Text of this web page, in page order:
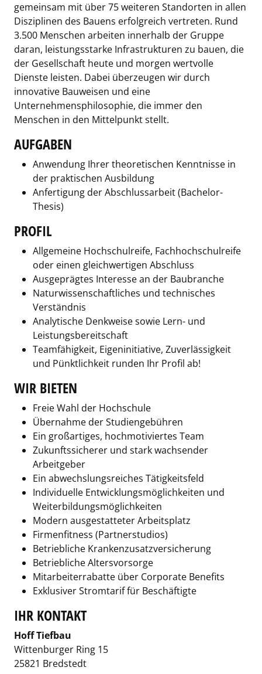
gemeinsam mit über 75 weiteren Standorten in allen
Disziplinen des Bauens erfolgreich vertreten. Rund
3.500 Menschen arbeiten innerhalb der Gruppe
daran, leistungsstarke Infrastrukturen zu bauen, die
der Gesellschaft heute und morgen wertvolle
Dienste leisten. Dabei überzeugen wir durch
innovative Bauweisen und eine
Unternehmensphilosophie, die immer den
Menschen in den Mittelpunkt stellt.
AUFGABEN
Anwendung Ihrer theoretischen Kenntnisse in
der praktischen Ausbildung
Anfertigung der Abschlussarbeit (Bachelor-
Thesis)
PROFIL
Allgemeine Hochschulreife, Fachhochschulreife
oder einen gleichwertigen Abschluss
Ausgeprägtes Interesse an der Baubranche
Naturwissenschaftliches und technisches
Verständnis
Analytische Denkweise sowie Lern- und
Leistungsbereitschaft
Teamfähigkeit, Eigeninitiative, Zuverlässigkeit
und Pünktlichkeit runden Ihr Profil ab!
WIR BIETEN
Freie Wahl der Hochschule
Übernahme der Studiengebühren
Ein großartiges, hochmotiviertes Team
Zukunftssicherer und stark wachsender
Arbeitgeber
Ein abwechslungsreiches Tätigkeitsfeld
Individuelle Entwicklungsmöglichkeiten und
Weiterbildungsmöglichkeiten
Modern ausgestatteter Arbeitsplatz
Firmenfitness (Partnerstudios)
Betriebliche Krankenzusatzversicherung
Betriebliche Altersvorsorge
Mitarbeiterrabatte über Corporate Benefits
Exklusiver Stromtarif für Beschäftigte
IHR KONTAKT
Hoff Tiefbau
Wittenburger Ring 15
25821 Bredstedt